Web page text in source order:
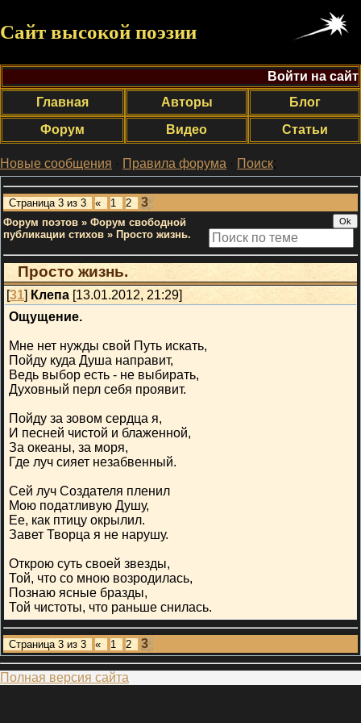
Сайт высокой поэзии
Войти на сайт
Главная
Авторы
Блог
Форум
Видео Статьи
Новые сообщения · Правила форума · Поиск;
Страница 3 из 3 « 1 2 3
Форум поэтов » Форум свободной
публикации стихов » Просто жизнь.
Просто жизнь.
[31]Клепа [13.01.2012, 21:29]
Ощущение.
Мне нет нужды свой Путь искать,
Пойду куда Душа направит,
Ведь выбор есть - не выбирать,
Духовный перл себя проявит.
Пойду за зовом сердца я,
И песней чистой и блаженной,
За океаны, за моря,
Где луч сияет незабвенный.
Сей луч Создателя пленил
Мою податливую Душу,
Ее, как птицу окрылил.
Завет Творца я не нарушу.
Открою суть своей звезды,
Той, что со мною возродилась,
Познаю ясные бразды,
Той чистоты, что раньше снилась.
Страница 3 из 3 « 1 2 3
Полная версия сайта